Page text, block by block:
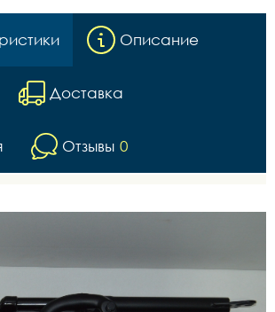
Описание
Доставка
Отзывы 0